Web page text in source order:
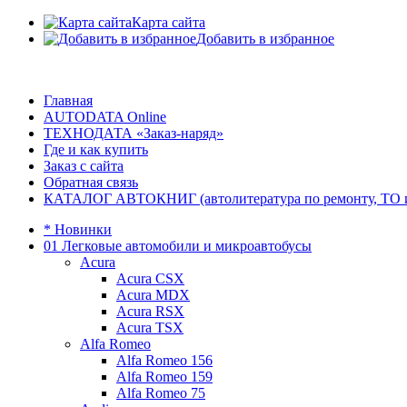
Карта сайта
Добавить в избранное
Главная
AUTODATA Online
ТЕХНОДАТА «Заказ-наряд»
Где и как купить
Заказ с сайта
Обратная связь
КАТАЛОГ АВТОКНИГ (автолитература по ремонту, ТО и
* Новинки
01 Легковые автомобили и микроавтобусы
Acura
Acura CSX
Acura MDX
Acura RSX
Acura TSX
Alfa Romeo
Alfa Romeo 156
Alfa Romeo 159
Alfa Romeo 75